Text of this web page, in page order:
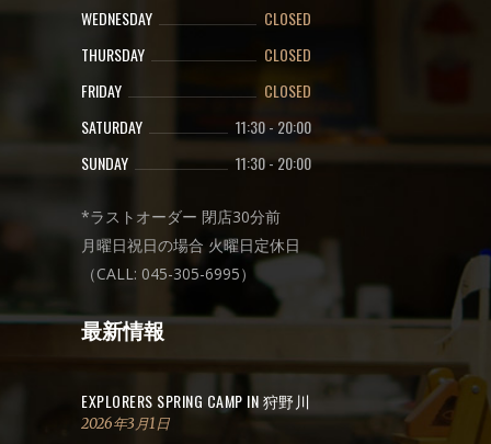
WEDNESDAY
CLOSED
THURSDAY
CLOSED
FRIDAY
CLOSED
SATURDAY
11:30- 20:00
SUNDAY
11:30-20:00
*ラストオーダー 閉店30分前
月曜日祝日の場合 火曜日定休日
（CALL: 045-305-6995）
最新情報
EXPLORERS SPRING CAMP IN 狩野川
2026年3月1日